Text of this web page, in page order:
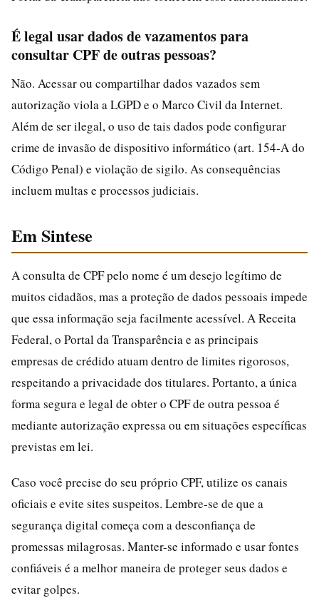
É legal usar dados de vazamentos para
consultar CPF de outras pessoas?
Não. Acessar ou compartilhar dados vazados sem
autorização viola a LGPD e o Marco Civil da Internet.
Além de ser ilegal, o uso de tais dados pode configurar
crime de invasão de dispositivo informático (art. 154-A do
Código Penal) e violação de sigilo. As consequências
incluem multas e processos judiciais.
Em Sintese
A consulta de CPF pelo nome é um desejo legítimo de
muitos cidadãos, mas a proteção de dados pessoais impede
que essa informação seja facilmente acessível. A Receita
Federal, o Portal da Transparência e as principais
empresas de crédido atuam dentro de limites rigorosos,
respeitando a privacidade dos titulares. Portanto, a única
forma segura e legal de obter o CPF de outra pessoa é
mediante autorização expressa ou em situações específicas
previstas em lei.
Caso você precise do seu próprio CPF, utilize os canais
oficiais e evite sites suspeitos. Lembre-se de que a
segurança digital começa com a desconfiança de
promessas milagrosas. Manter-se informado e usar fontes
confiáveis é a melhor maneira de proteger seus dados e
evitar golpes.